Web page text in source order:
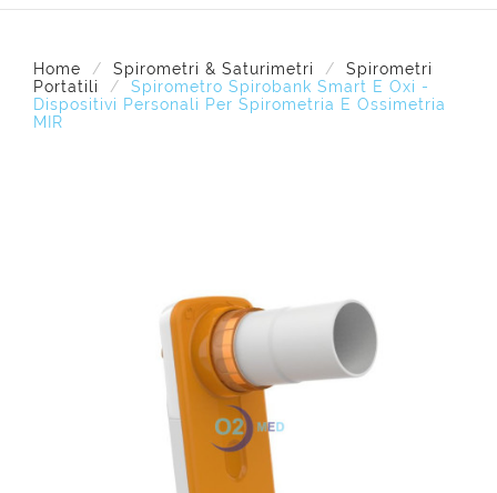
Home Spirometri & Saturimetri
Spirometri
Portatili
Spirometro Spirobank Smart E Oxi -
Dispositivi Personali Per Spirometria E Ossimetria
MIR